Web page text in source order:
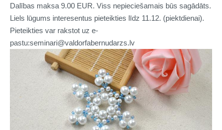
Dalības maksa 9.00 EUR. Viss nepieciešamais būs sagādāts.
Liels lūgums interesentus pieteikties līdz 11.12. (piektdienai).
Pieteikties var rakstot uz e-
pastu:seminari@valdorfabernudarzs.lv